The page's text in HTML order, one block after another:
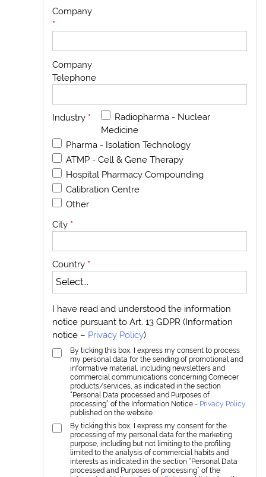
Company
*
Company
Telephone
Industry *
Radiopharma - Nuclear
Medicine
Pharma - Isolation Technology
ATMP - Cell & Gene Therapy
Hospital Pharmacy Compounding
Calibration Centre
Other
City *
Country *
I have read and understood the information
notice pursuant to Art. 13 GDPR (Information
notice – Privacy Policy)
By ticking this box, I express my consent to process
my personal data for the sending of promotional and
informative material, including newsletters and
commercial communications concerning Comecer
products/services, as indicated in the section
“Personal Data processed and Purposes of
processing” of the Information Notice - Privacy Policy
published on the website.
By ticking this box, I express my consent for the
processing of my personal data for the marketing
purpose, including but not limiting to the profiling
limited to the analysis of commercial habits and
interests as indicated in the section “Personal Data
processed and Purposes of processing” of the